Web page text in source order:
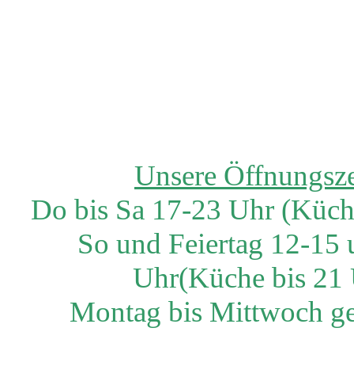
Unsere
Do bis Sa 17-23 Uhr
So und Feiertag 12-15
Uhr(Küche bis 21
Montag bis Mittwoch